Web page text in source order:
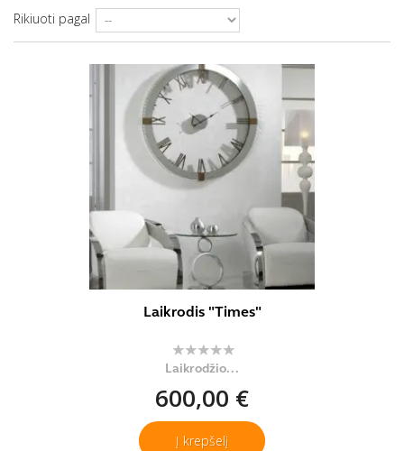
Rikiuoti pagal
Laikrodis "Times"
Laikrodžio...
600,00 €
Į krepšelį